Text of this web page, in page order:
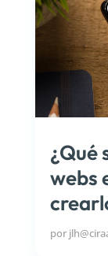
¿Qué
webs
por